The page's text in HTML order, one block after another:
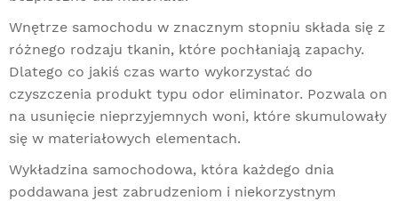
Wnętrze samochodu w znacznym stopniu składa się z
różnego rodzaju tkanin, które pochłaniają zapachy.
Dlatego co jakiś czas warto wykorzystać do
czyszczenia produkt typu odor eliminator. Pozwala on
na usunięcie nieprzyjemnych woni, które skumulowały
się w materiałowych elementach.
Wykładzina samochodowa, która każdego dnia
poddawana jest zabrudzeniom i niekorzystnym